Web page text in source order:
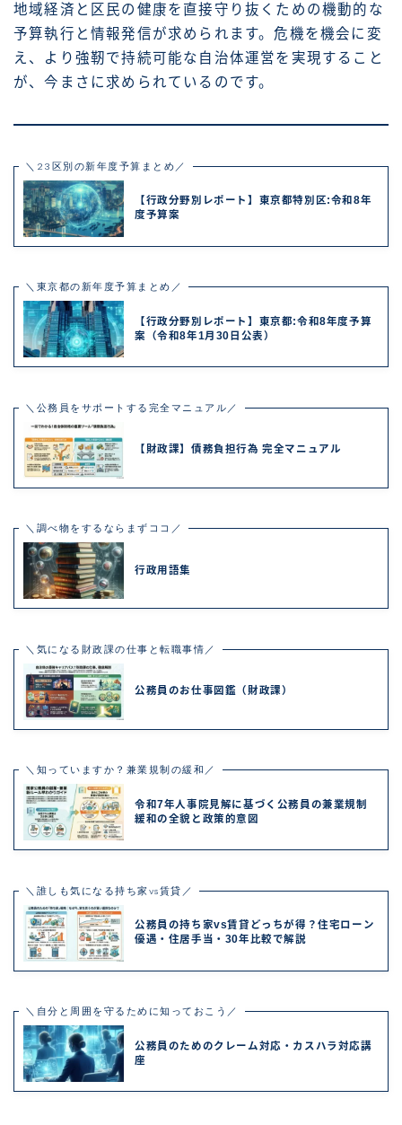
地域経済と区民の健康を直接守り抜くための機動的な
予算執行と情報発信が求められます。危機を機会に変
え、より強靭で持続可能な自治体運営を実現すること
が、今まさに求められているのです。
＼23区別の新年度予算まとめ／
【行政分野別レポート】東京都特別区:令和8年
度予算案
＼東京都の新年度予算まとめ／
【行政分野別レポート】東京都:令和8年度予算
案（令和8年1月30日公表）
＼公務員をサポートする完全マニュアル／
【財政課】債務負担行為 完全マニュアル
＼調べ物をするならまずココ／
行政用語集
＼気になる財政課の仕事と転職事情／
公務員のお仕事図鑑（財政課）
＼知っていますか？兼業規制の緩和／
令和7年人事院見解に基づく公務員の兼業規制
緩和の全貌と政策的意図
＼誰しも気になる持ち家vs賃貸／
公務員の持ち家vs賃貸どっちが得？住宅ローン
優遇・住居手当・30年比較で解説
＼自分と周囲を守るために知っておこう／
公務員のためのクレーム対応・カスハラ対応講
座